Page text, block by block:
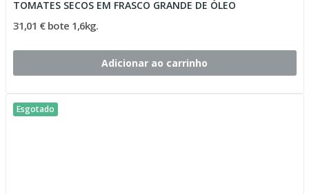
TOMATES SECOS EM FRASCO GRANDE DE ÓLEO
31,01 € bote 1,6kg.
Adicionar ao carrinho
Esgotado